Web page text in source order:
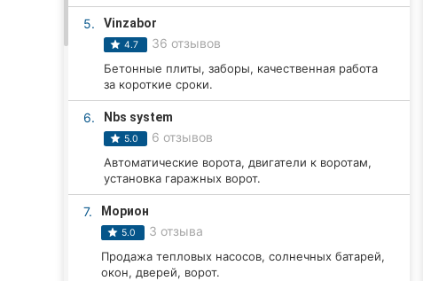
Хмельницкий
Кропивницкий
5. Vinzabor
4.7 36 отзывов
Бетонные плиты, заборы, качественная работа
за короткие сроки.
6. Nbs system
5.0 6 отзывов
Автоматические ворота, двигатели к воротам,
установка гаражных ворот.
7. Морион
5.0 3 отзыва
Продажа тепловых насосов, солнечных батарей,
окон, дверей, ворот.